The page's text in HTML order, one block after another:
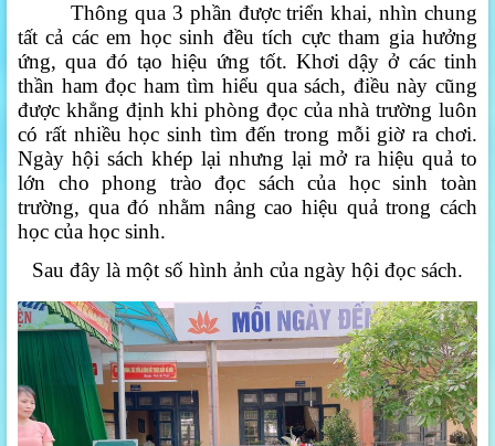
Thông qua 3 phần được triển khai, nhìn chung
tất cả các em học sinh đều tích cực tham gia hưởng
ứng, qua đó tạo hiệu ứng tốt. Khơi dậy ở các tinh
thần ham đọc ham tìm hiểu qua sách, điều này cũng
được khẳng định khi phòng đọc của nhà trường luôn
có rất nhiều học sinh tìm đến trong mỗi giờ ra chơi.
Ngày hội sách khép lại nhưng lại mở ra hiệu quả to
lớn cho phong trào đọc sách của học sinh toàn
trường, qua đó nhằm nâng cao hiệu quả trong cách
học của học sinh.
Sau đây là một số hình ảnh của ngày hội đọc sách.